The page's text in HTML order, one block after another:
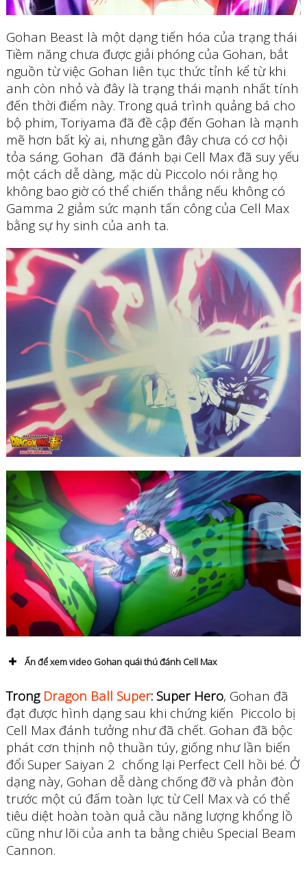
Gohan Beast là một dạng tiến hóa của trạng thái
Tiềm năng chưa được giải phóng của Gohan, bắt
nguồn từ việc Gohan liên tục thức tỉnh kể từ khi
anh còn nhỏ và đây là trạng thái mạnh nhất tính
đến thời điểm này. Trong quá trình quảng bá cho
bộ phim, Toriyama đã đề cập đến Gohan là mạnh
mẽ hơn bất kỳ ai, nhưng gần đây chưa có cơ hội
tỏa sáng. Gohan đã đánh bại Cell Max đã suy yếu
một cách dễ dàng, mặc dù Piccolo nói rằng họ
không bao giờ có thể chiến thắng nếu không có
Gamma 2 giảm sức mạnh tấn công của Cell Max
bằng sự hy sinh của anh ta.
Ấn để xem video Gohan quái thú đánh Cell Max
Trong Dragon Ball Super: Super Hero, Gohan đã
đạt được hình dạng sau khi chứng kiến ​​ Piccolo bị
Cell Max đánh tưởng như đã chết. Gohan đã bộc
phát cơn thịnh nộ thuần túy, giống như lần biến
đổi Super Saiyan 2 chống lại Perfect Cell hồi bé. Ở
dạng này, Gohan dễ dàng chống đỡ và phản đòn
trước một cú đấm toàn lực từ Cell Max và có thể
tiêu diệt hoàn toàn quả cầu năng lượng khổng lồ
cũng như lõi của anh ta bằng chiêu Special Beam
Cannon.